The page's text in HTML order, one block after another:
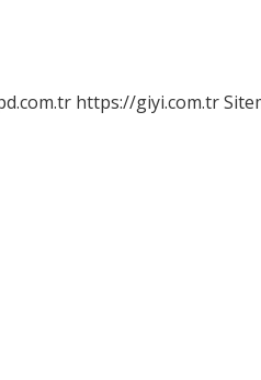
https://giyi.com.tr